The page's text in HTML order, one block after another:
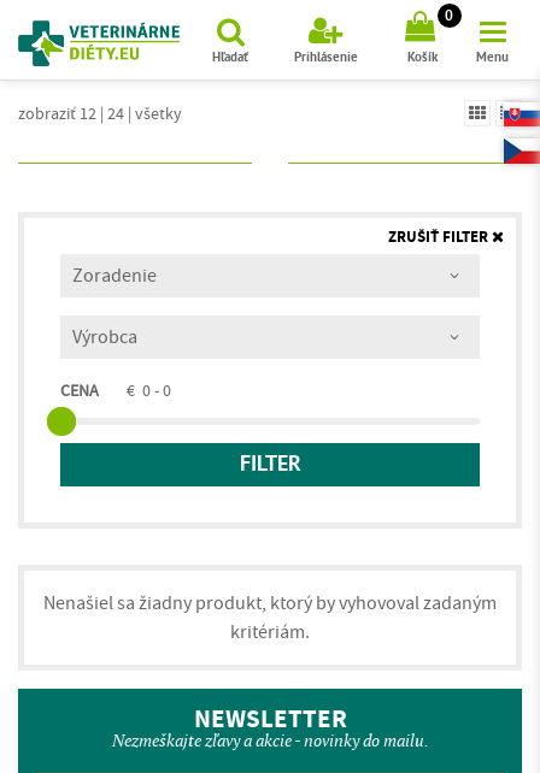
Hľadať Prihlásenie
0
Košík Menu
zobraziť 12 | 24 | všetky
CENA € 0 - 0
FILTER
ZRUŠIŤ FILTER
Nenašiel sa žiadny produkt, ktorý by vyhovoval zadaným
kritériám.
NEWSLETTER
Nezmeškajte zľavy a akcie - novinky do mailu.